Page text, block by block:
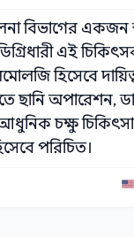
বিভাগের একজন
এই
হিসেবে
অপারেশন,
চক্ষু চিকিৎসা
পরিচিত।